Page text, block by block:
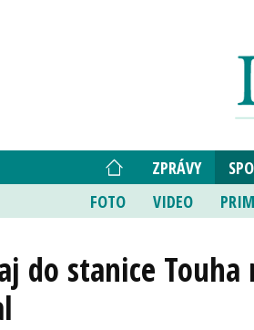
ZPRÁVY
FOTO
VIDEO
do stanice